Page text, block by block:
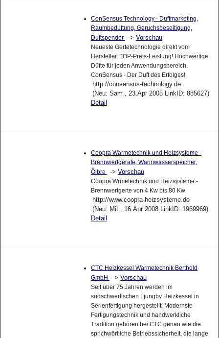
ConSensus Technology - Duftmarketing,
Raumbeduftung, Geruchsbeseitigung,
Duftspender
-> Vorschau
Neueste Gertetechnologie direkt vom
Hersteller. TOP-Preis-Leistung! Hochwertige
Düfte für jeden Anwendungsbereich.
ConSensus - Der Duft des Erfolges!
http://consensus-technology.de
(Neu: Sam , 23.Apr 2005 LinkID: 885627)
Detail
Coopra Wärmetechnik und Heizsysteme -
Brennwertgeräte, Warmwasserspeicher,
Ölbre
-> Vorschau
Coopra Wrmetechnik und Heizsysteme -
Brennwertgerte von 4 Kw bis 80 Kw
http://www.coopra-heizsysteme.de
(Neu: Mit , 16.Apr 2008 LinkID: 1969969)
Detail
CTC Heizkessel Wärmetechnik Berthold
GmbH
-> Vorschau
Seit über 75 Jahren werden im
südschwedischen Ljungby Heizkessel in
Serienfertigung hergestellt. Modernste
Fertigungstechnik und handwerkliche
Tradition gehören bei CTC genau wie die
sprichwörtliche Betriebssicherheit, die lange